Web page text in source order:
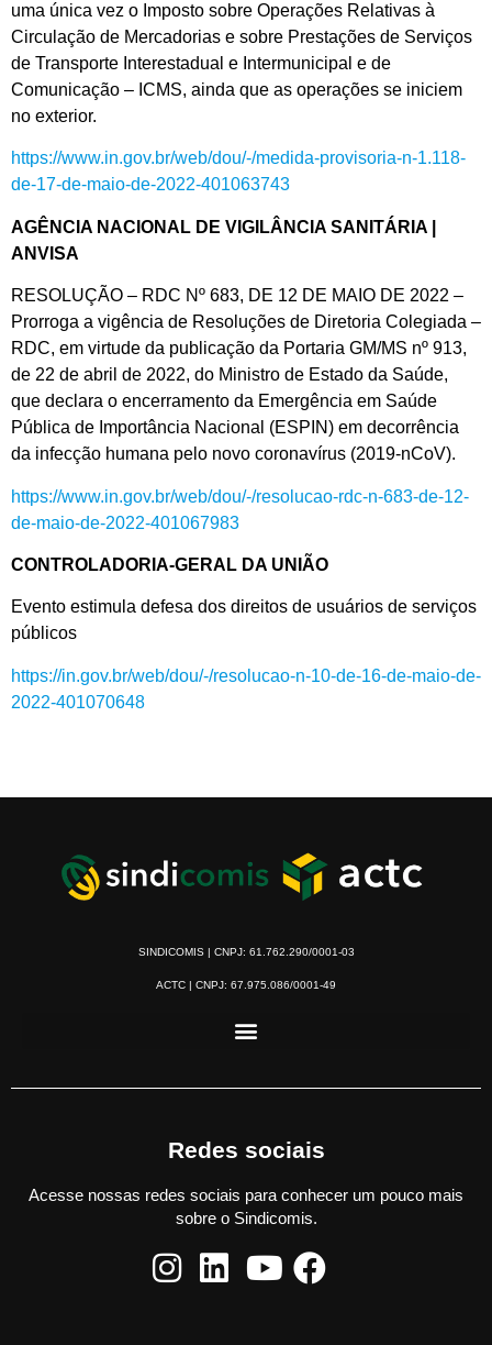
uma única vez o Imposto sobre Operações Relativas à
Circulação de Mercadorias e sobre Prestações de Serviços
de Transporte Interestadual e Intermunicipal e de
Comunicação – ICMS, ainda que as operações se iniciem
no exterior.
https://www.in.gov.br/web/dou/-/medida-provisoria-n-1.118-
de-17-de-maio-de-2022-401063743
AGÊNCIA NACIONAL DE VIGILÂNCIA SANITÁRIA |
ANVISA
RESOLUÇÃO – RDC Nº 683, DE 12 DE MAIO DE 2022 –
Prorroga a vigência de Resoluções de Diretoria Colegiada –
RDC, em virtude da publicação da Portaria GM/MS nº 913,
de 22 de abril de 2022, do Ministro de Estado da Saúde,
que declara o encerramento da Emergência em Saúde
Pública de Importância Nacional (ESPIN) em decorrência
da infecção humana pelo novo coronavírus (2019-nCoV).
https://www.in.gov.br/web/dou/-/resolucao-rdc-n-683-de-12-
de-maio-de-2022-401067983
CONTROLADORIA-GERAL DA UNIÃO
Evento estimula defesa dos direitos de usuários de serviços
públicos
https://in.gov.br/web/dou/-/resolucao-n-10-de-16-de-maio-de-
2022-401070648
SINDICOMIS | CNPJ: 61.762.290/0001-03
ACTC | CNPJ: 67.975.086/0001-49
Redes sociais
Acesse nossas redes sociais para conhecer um pouco mais
sobre o Sindicomis.